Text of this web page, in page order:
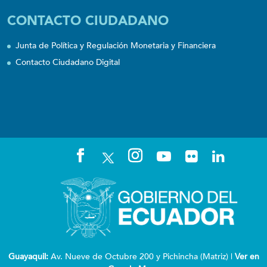
CONTACTO CIUDADANO
Junta de Política y Regulación Monetaria y Financiera
Contacto Ciudadano Digital
Guayaquil:Av. Nueve de Octubre 200 y Pichincha (Matriz) | Ver en